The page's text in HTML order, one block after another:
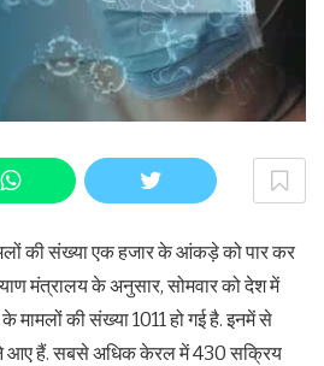
की संख्या एक हजार के आंकड़े को पार कर
मंत्रालय के अनुसार, सोमवार को देश में
की संख्या 1011 हो गई है. इनमें से
आए हैं. सबसे अधिक केरल में 430 सक्रिय